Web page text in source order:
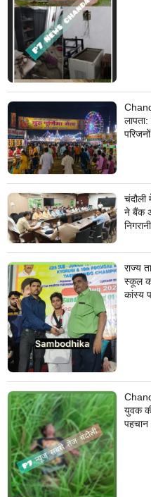
लापता:
ने बैंक
राज्य
स्कूल
कांस्य
युवक
पहचान